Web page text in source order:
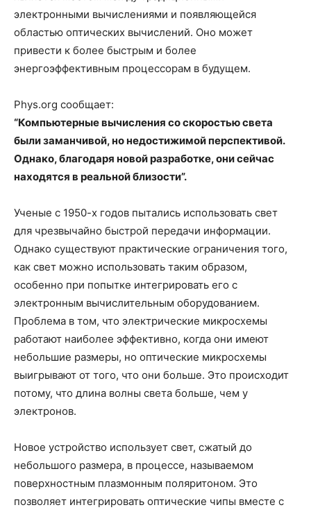
электронными вычислениями и появляющейся
областью оптических вычислений. Оно может
привести к более быстрым и более
энергоэффективным процессорам в будущем.
Phys.org сообщает:
“Компьютерные вычисления со скоростью света
были заманчивой, но недостижимой перспективой.
Однако, благодаря новой разработке, они сейчас
находятся в реальной близости”.
Ученые с 1950-х годов пытались использовать свет
для чрезвычайно быстрой передачи информации.
Однако существуют практические ограничения того,
как свет можно использовать таким образом,
особенно при попытке интегрировать его с
электронным вычислительным оборудованием.
Проблема в том, что электрические микросхемы
работают наиболее эффективно, когда они имеют
небольшие размеры, но оптические микросхемы
выигрывают от того, что они больше. Это происходит
потому, что длина волны света больше, чем у
электронов.
Новое устройство использует свет, сжатый до
небольшого размера, в процессе, называемом
поверхностным плазмонным поляритоном. Это
позволяет интегрировать оптические чипы вместе с